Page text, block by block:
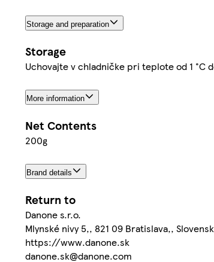
Storage and preparation
Storage
Uchovajte v chladničke pri teplote od 1 °C
More information
Net Contents
200g
Brand details
Return to
Danone s.r.o.
Mlynské nivy 5,, 821 09 Bratislava,,
https://www.danone.sk
danone.sk@danone.com